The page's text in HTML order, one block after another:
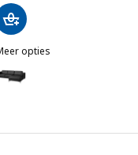
opties
FULLERÖ, 3-zits